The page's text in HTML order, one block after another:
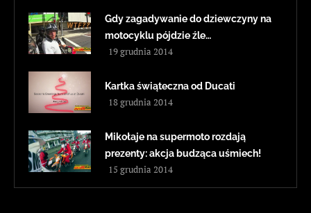
Gdy zagadywanie do dziewczyny na
motocyklu pójdzie źle…
19 grudnia 2014
Kartka świąteczna od Ducati
18 grudnia 2014
Mikołaje na supermoto rozdają
prezenty: akcja budząca uśmiech!
15 grudnia 2014